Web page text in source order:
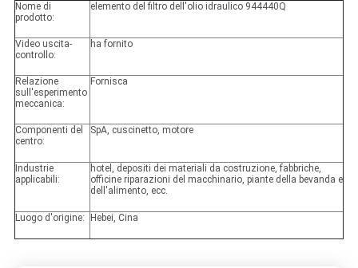
Nome di
prodotto:
elemento del filtro dell'olio idraulico 944440Q
Video uscita-
controllo:
ha fornito
Relazione
sull'esperimento
meccanica:
Fornisca
Componenti del
centro:
SpA, cuscinetto, motore
Industrie
applicabili:
hotel, depositi dei materiali da costruzione, fabbriche,
officine riparazioni del macchinario, piante della bevanda e
dell'alimento, ecc.
Luogo d'origine: Hebei, Cina